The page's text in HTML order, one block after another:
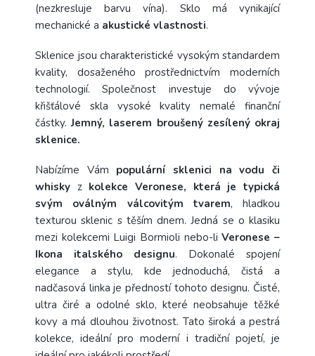
(nezkresluje barvu vína). Sklo má vynikající
mechanické a akustické vlastnosti.
Sklenice jsou charakteristické vysokým standardem
kvality, dosaženého prostřednictvím moderních
technologií. Společnost investuje do vývoje
křišťálové skla vysoké kvality nemalé finanční
částky.Jemný, laserem broušený zesílený okraj
sklenice.
Nabízíme Vám populární sklenici na vodu či
whisky z kolekce Veronese, která je typická
svým oválným válcovitým tvarem, hladkou
texturou sklenic s těším dnem. Jedná se o klasiku
mezi kolekcemi Luigi Bormioli nebo-liVeronese –
Ikona italského designu. Dokonalé spojení
elegance a stylu, kde jednoduchá, čistá a
nadčasová linka je předností tohoto designu. Čisté,
ultra čiré a odolné sklo, které neobsahuje těžké
kovy a má dlouhou životnost. Tato široká a pestrá
kolekce, ideální pro moderní i tradiční pojetí, je